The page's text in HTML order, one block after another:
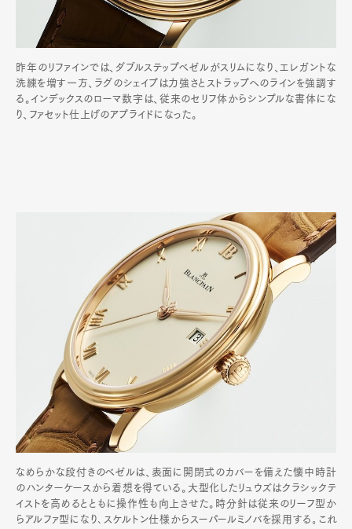
昨年のリファインでは、ダブルステップベゼルがスリムになり、エレガントな
洗練を増す一方、ラグのシェイプは力強さとストラップへのラインを強調す
る。インデックスのローマ数字は、従来のセリフ体からシンプルな書体にな
り、ファセット仕上げのアプライドになった。
なめらかな段付きのベゼルは、表面に開閉式のカバーを備えた懐中時計
のハンターケースから着想を得ている。大型化したリュウズはクラシックテ
イストを高めるとともに操作性も向上させた。時分針は従来のリーフ型か
らアルファ型になり､スケルトン仕様からスーパールミノバを採用する｡これ